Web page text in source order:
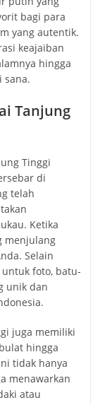
Tinggi
di
telah
Ketika
Selain
unik dan
juga memiliki
hingga
tidak hanya
menawarkan
atau
ini bukan
pengalaman
alami yang
berenang